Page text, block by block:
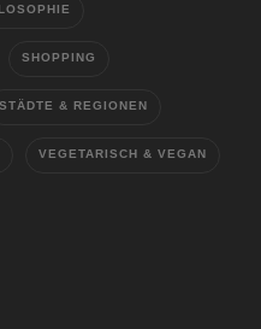
SHOPPING
STÄDTE & REGIONEN
VEGETARISCH & VEGAN